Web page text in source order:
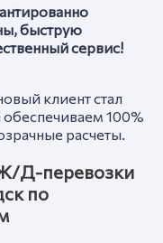
быструю
сервис!
клиент стал
100%
расчеты.
Ж/Д-перевозки
по